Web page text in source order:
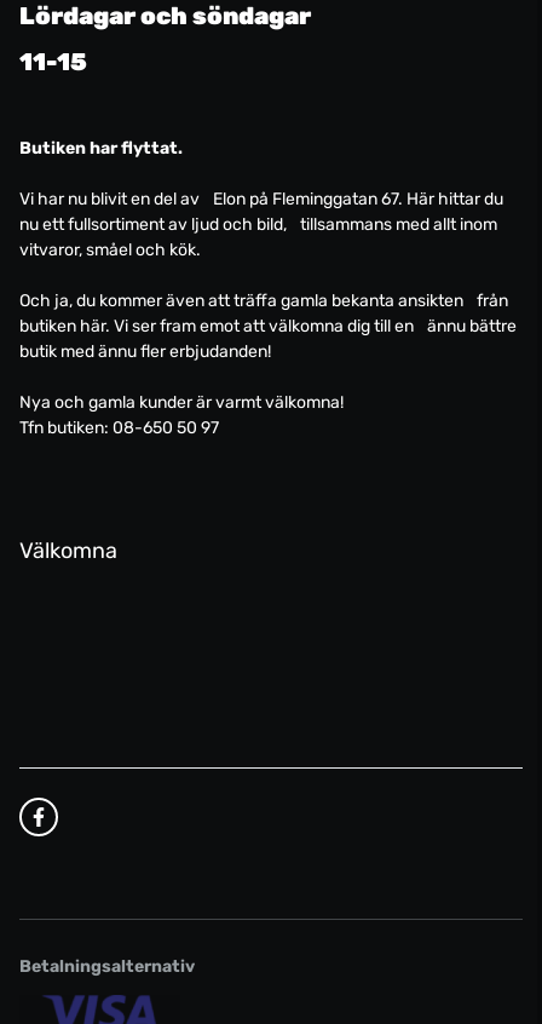
Lördagar och söndagar
11-15
Butiken har flyttat.
Vi har nu blivit en del av Elon på Fleminggatan 67. Här hittar du
nu ett fullsortiment av ljud och bild, tillsammans med allt inom
vitvaror, småel och kök.
Och ja, du kommer även att träffa gamla bekanta ansikten från
butiken här. Vi ser fram emot att välkomna dig till en ännu bättre
butik med ännu fler erbjudanden!
Nya och gamla kunder är varmt välkomna!
Tfn butiken: 08-650 50 97
Välkomna
Betalningsalternativ